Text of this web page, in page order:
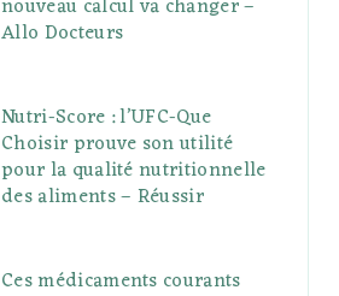
nouveau calcul va changer –
Allo Docteurs
Nutri-Score : l’UFC-Que
Choisir prouve son utilité
pour la qualité nutritionnelle
des aliments – Réussir
Ces médicaments courants